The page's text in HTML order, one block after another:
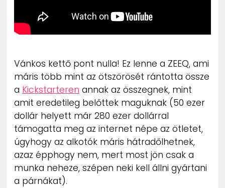
Vánkos kettő pont nulla! Ez lenne a ZEEQ, ami
máris több mint az ötszörösét rántotta össze
a Kickstarteren annak az összegnek, mint
amit eredetileg belőttek maguknak (50 ezer
dollár helyett már 280 ezer dollárral
támogatta meg az internet népe az ötletet,
úgyhogy az alkotók máris hátradőlhetnek,
azaz épphogy nem, mert most jön csak a
munka neheze, szépen neki kell állni gyártani
a párnákat).